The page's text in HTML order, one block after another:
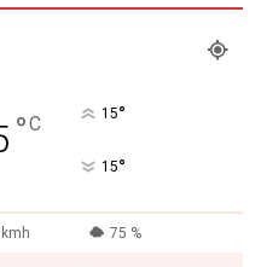
°C 15°
15°
75 %